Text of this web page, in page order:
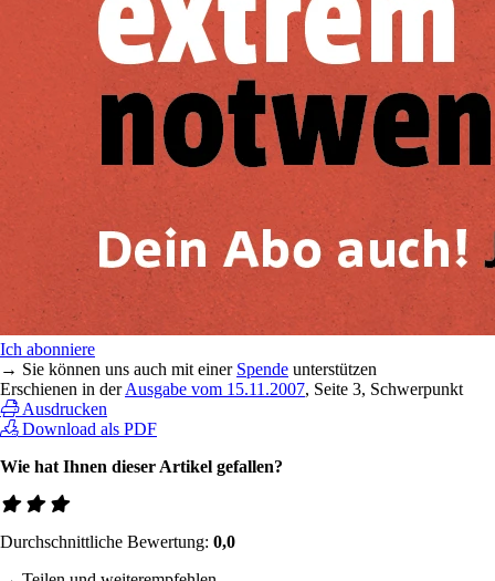
Ich abonniere
→ Sie können uns auch mit einer Spende unterstützen
Erschienen in derAusgabe vom 15.11.2007, Seite 3, Schwerpunkt
Ausdrucken
Download als PDF
Wie hat Ihnen dieser Artikel gefallen?
Durchschnittliche Bewertung: 0,0